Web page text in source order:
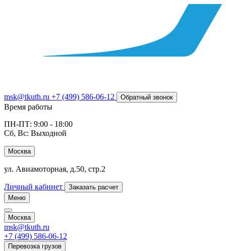
msk@tkuth.ru +7 (499) 586-06-12 Обратный звонок
Время работы
ПН-ПТ: 9:00 - 18:00
Сб, Вс: Выходной
Москва
ул. Авиамоторная, д.50, стр.2
Личный кабинет
Заказать расчет
Меню
Москва
msk@tkuth.ru
+7 (499) 586-06-12
Перевозка грузов